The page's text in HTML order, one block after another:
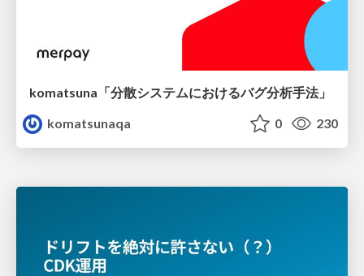
komatsuna「分散システムにおけるバグ分析手法」
komatsunaqa
0 230